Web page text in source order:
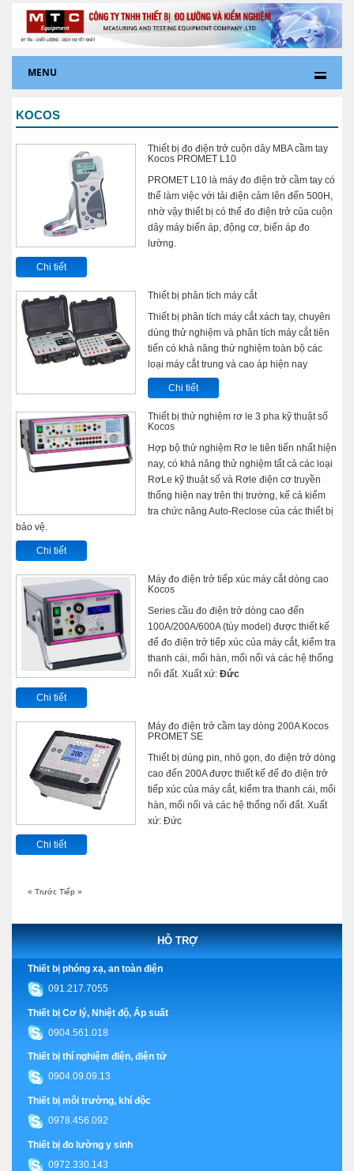
MENU
KOCOS
Thiết bị đo điện trở cuộn dây MBA cầm tay
Kocos PROMET L10
PROMET L10 là máy đo điện trở cầm tay có
thể làm việc với tải điện cảm lên đến 500H,
nhờ vậy thiết bị có thể đo điện trở của cuộn
dây máy biến áp, động cơ, biến áp đo
lường.
Chi tiết
Thiết bị phân tích máy cắt
Thiết bị phân tích máy cắt xách tay, chuyên
dùng thử nghiệm và phân tích máy cắt tiên
tiến có khả năng thử nghiệm toàn bộ các
loại máy cắt trung và cao áp hiện nay
Chi tiết
Thiết bị thử nghiệm rơ le 3 pha kỹ thuật số
Kocos
Hợp bộ thử nghiệm Rơ le tiên tiến nhất hiện
nay, có khả năng thử nghiệm tất cả các loại
RơLe kỹ thuật số và Rơle điện cơ truyền
thống hiện nay trên thị trường, kể cả kiểm
tra chức năng Auto-Reclose của các thiết bị
bảo vệ.
Chi tiết
Máy đo điện trở tiếp xúc máy cắt dòng cao
Kocos
Series cầu đo điện trở dòng cao đến
100A/200A/600A (tùy model) được thiết kế
để đo điện trở tiếp xúc của máy cắt, kiểm tra
thanh cái, mối hàn, mối nối và các hệ thống
nối đất. Xuất xứ: Đức
Chi tiết
Máy đo điện trở cầm tay dòng 200A Kocos
PROMET SE
Thiết bị dùng pin, nhỏ gọn, đo điện trở dòng
cao đến 200A được thiết kế để đo điện trở
tiếp xúc của máy cắt, kiểm tra thanh cái, mối
hàn, mối nối và các hệ thống nối đất. Xuất
xứ: Đức
Chi tiết
« Trước Tiếp »
HỖ TRỢ
Thiết bị phóng xạ, an toàn điện
091.217.7055
Thiết bị Cơ lý, Nhiệt độ, Áp suất
0904.561.018
Thiết bị thí nghiệm điện, điện tử
0904.09.09.13
Thiết bị môi trường, khí độc
0978.456.092
Thiết bị đo lường y sinh
0972.330.143